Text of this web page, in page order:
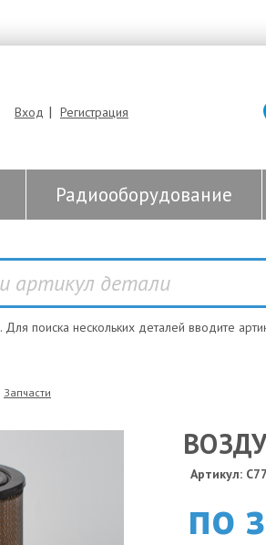
Вход | Регистрация
Радиооборудование
. Для поиска нескольких деталей вводите
Запчасти
Артикул:
по